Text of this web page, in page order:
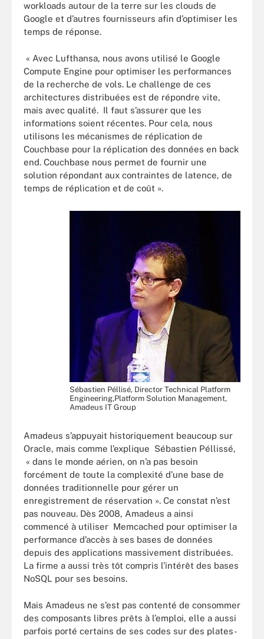
workloads autour de la terre sur les clouds de
Google et d’autres fournisseurs afin d’optimiser les
temps de réponse.
« Avec Lufthansa, nous avons utilisé le Google
Compute Engine pour optimiser les performances
de la recherche de vols. Le challenge de ces
architectures distribuées est de répondre vite,
mais avec qualité. Il faut s’assurer que les
informations soient récentes. Pour cela, nous
utilisons les mécanismes de réplication de
Couchbase pour la réplication des données en back
end. Couchbase nous permet de fournir une
solution répondant aux contraintes de latence, de
temps de réplication et de coût ».
Sébastien Péllisé, Director Technical Platform
Engineering,Platform Solution Management,
Amadeus IT Group
Amadeus s’appuyait historiquement beaucoup sur
Oracle, mais comme l’explique Sébastien Péllissé,
« dans le monde aérien, on n’a pas besoin
forcément de toute la complexité d’une base de
données traditionnelle pour gérer un
enregistrement de réservation ». Ce constat n’est
pas nouveau. Dès 2008, Amadeus a ainsi
commencé à utiliser Memcached pour optimiser la
performance d’accès à ses bases de données
depuis des applications massivement distribuées.
La firme a aussi très tôt compris l’intérêt des bases
NoSQL pour ses besoins.
Mais Amadeus ne s’est pas contenté de consommer
des composants libres prêts à l’emploi, elle a aussi
parfois porté certains de ses codes sur des plates-